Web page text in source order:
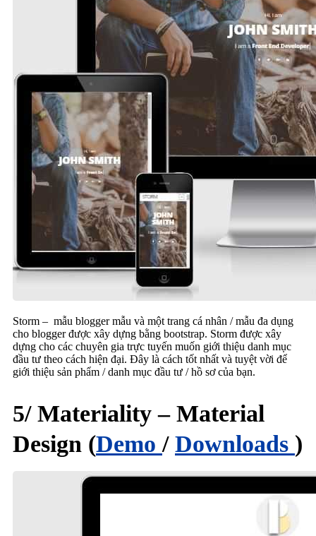
Storm – mẫu blogger mẫu và một trang cá nhân / mẫu đa dụng
cho blogger được xây dựng bằng bootstrap. Storm được xây
dựng cho các chuyên gia trực tuyến muốn giới thiệu danh mục
đầu tư theo cách hiện đại. Đây là cách tốt nhất và tuyệt vời để
giới thiệu sản phẩm / danh mục đầu tư / hồ sơ của bạn.
5/ Materiality – Material
Design (Demo / Downloads )